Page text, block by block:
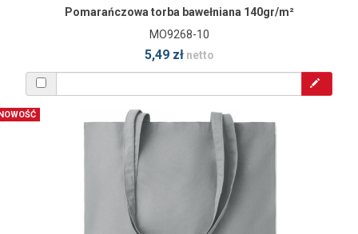
Pomarańczowa torba bawełniana 140gr/m²
MO9268-10
5,49 złnetto